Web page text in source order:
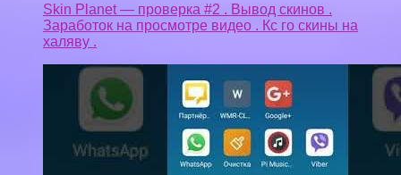
Skin Planet — проверка #2 . Вывод скинов .
Заработок на просмотре видео . Кс го скины на
халяву .